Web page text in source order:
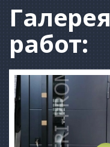
Галерея
работ: